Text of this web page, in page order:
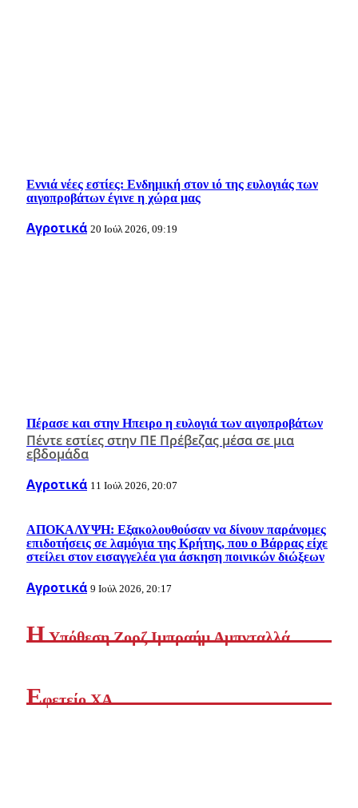
Εννιά νέες εστίες: Ενδημική στον ιό της ευλογιάς των
αιγοπροβάτων έγινε η χώρα μας
Αγροτικά 20 Ιούλ 2026, 09:19
Πέρασε και στην Ηπειρο η ευλογιά των αιγοπροβάτων
Πέντε εστίες στην ΠΕ Πρέβεζας μέσα σε μια
εβδομάδα
Αγροτικά 11 Ιούλ 2026, 20:07
AΠΟΚΑΛΥΨΗ: Εξακολουθούσαν να δίνουν παράνομες
επιδοτήσεις σε λαμόγια της Κρήτης, που ο Βάρρας είχε
στείλει στον εισαγγελέα για άσκηση ποινικών διώξεων
Αγροτικά 9 Ιούλ 2026, 20:17
ΗYπόθεση Ζορζ Ιμπραήμ Αμπνταλλά
Εφετείο ΧΑ